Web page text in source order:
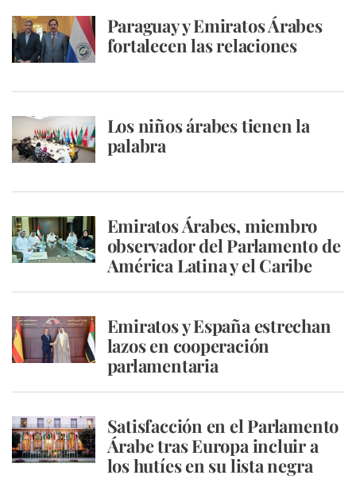
Paraguay y Emiratos Árabes
fortalecen las relaciones
Los niños árabes tienen la
palabra
Emiratos Árabes, miembro
observador del Parlamento de
América Latina y el Caribe
Emiratos y España estrechan
lazos en cooperación
parlamentaria
Satisfacción en el Parlamento
Árabe tras Europa incluir a
los hutíes en su lista negra